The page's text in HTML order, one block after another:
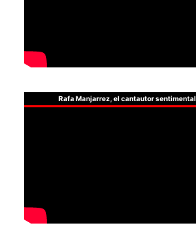
Rafa Manjarrez, el cantautor sentimental